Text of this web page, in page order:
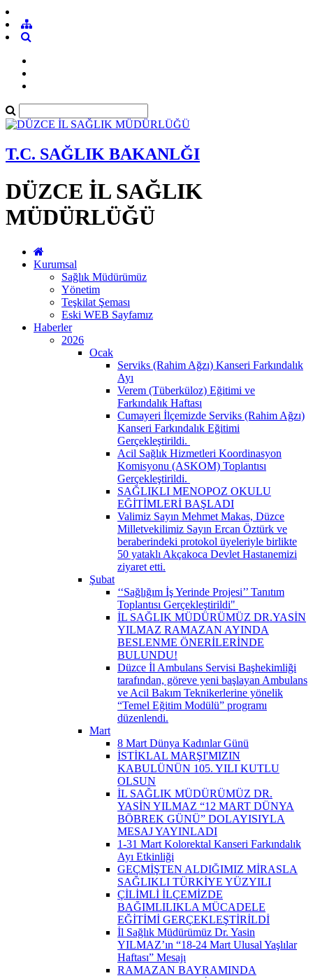
T.C. SAĞLIK BAKANLĞI
DÜZCE İL SAĞLIK
MÜDÜRLÜĞÜ
Kurumsal
Sağlık Müdürümüz
Yönetim
Teşkilat Şeması
Eski WEB Sayfamız
Haberler
2026
Ocak
Serviks (Rahim Ağzı) Kanseri Farkındalık
Ayı
Verem (Tüberküloz) Eğitimi ve
Farkındalık Haftası
Cumayeri İlçemizde Serviks (Rahim Ağzı)
Kanseri Farkındalık Eğitimi
Gerçekleştirildi. ​
Acil Sağlık Hizmetleri Koordinasyon
Komisyonu (ASKOM) Toplantısı
Gerçekleştirildi. ​
SAĞLIKLI MENOPOZ OKULU
EĞİTİMLERİ BAŞLADI
Valimiz Sayın Mehmet Makas, Düzce
Milletvekilimiz Sayın Ercan Öztürk ve
beraberindeki protokol üyeleriyle birlikte
50 yataklı Akçakoca Devlet Hastanemizi
ziyaret etti.
Şubat
‘‘Sağlığım İş Yerinde Projesi’’ Tanıtım
Toplantısı Gerçekleştirildi" ​
İL SAĞLIK MÜDÜRÜMÜZ DR.YASİN
YILMAZ RAMAZAN AYINDA
BESLENME ÖNERİLERİNDE
BULUNDU!
Düzce İl Ambulans Servisi Başhekimliği
tarafından, göreve yeni başlayan Ambulans
ve Acil Bakım Teknikerlerine yönelik
“Temel Eğitim Modülü” programı
düzenlendi.
Mart
8 Mart Dünya Kadınlar Günü
İSTİKLAL MARŞI'MIZIN
KABULÜNÜN 105. YILI KUTLU
OLSUN
İL SAĞLIK MÜDÜRÜMÜZ DR.
YASİN YILMAZ “12 MART DÜNYA
BÖBREK GÜNÜ” DOLAYISIYLA
MESAJ YAYINLADI
1-31 Mart Kolorektal Kanseri Farkındalık
Ayı Etkinliği
GEÇMİŞTEN ALDIĞIMIZ MİRASLA
SAĞLIKLI TÜRKİYE YÜZYILI
ÇİLİMLİ İLÇEMİZDE
BAĞIMLILIKLA MÜCADELE
EĞİTİMİ GERÇEKLEŞTİRİLDİ
İl Sağlık Müdürümüz Dr. Yasin
YILMAZ’ın “18-24 Mart Ulusal Yaşlılar
Haftası” Mesajı
RAMAZAN BAYRAMINDA